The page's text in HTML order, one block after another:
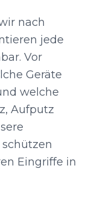
nach
jede
Vor
Geräte
welche
Aufputz
Eingriffe in